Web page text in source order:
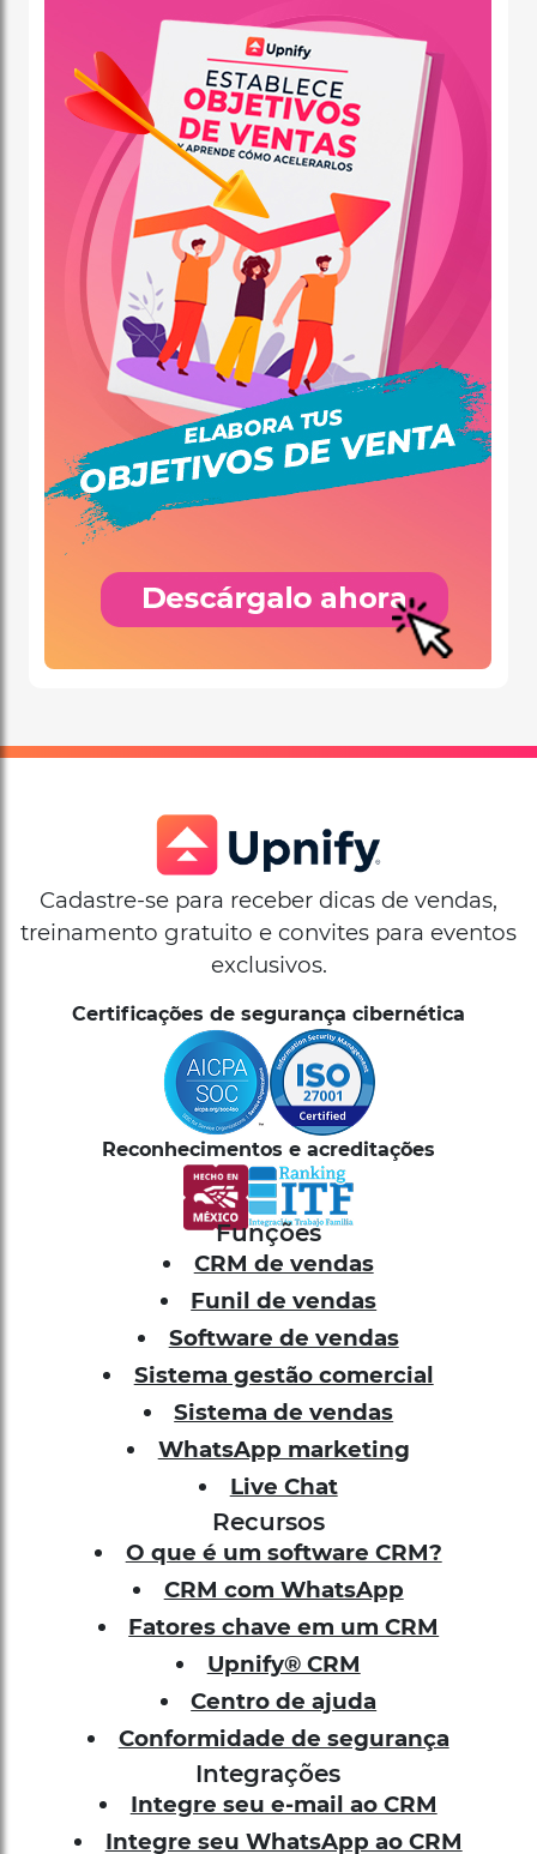
Cadastre-se para receber dicas de vendas,
treinamento gratuito e convites para eventos
exclusivos.
Certificações de segurança cibernética
Reconhecimentos e acreditações
Funções
CRM de vendas
Funil de vendas
Software de vendas
Sistema gestão comercial
Sistema de vendas
WhatsApp marketing
Live Chat
Recursos
O que é um software CRM?
CRM com WhatsApp
Fatores chave em um CRM
Upnify® CRM
Centro de ajuda
Conformidade de segurança
Integrações
Integre seu e-mail ao CRM
Integre seu WhatsApp ao CRM